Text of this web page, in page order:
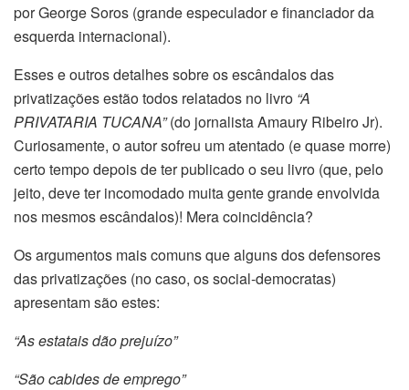
por George Soros (grande especulador e financiador da
esquerda internacional).
Esses e outros detalhes sobre os escândalos das
privatizações estão todos relatados no livro “A
PRIVATARIA TUCANA”(do jornalista Amaury Ribeiro Jr).
Curiosamente, o autor sofreu um atentado (e quase morre)
certo tempo depois de ter publicado o seu livro (que, pelo
jeito, deve ter incomodado muita gente grande envolvida
nos mesmos escândalos)! Mera coincidência?
Os argumentos mais comuns que alguns dos defensores
das privatizações (no caso, os social-democratas)
apresentam são estes:
“As estatais dão prejuízo”
“São cabides de emprego”